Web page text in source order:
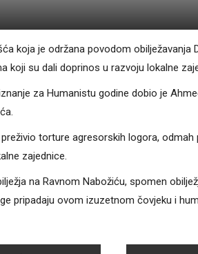
koja je održana povodom obilježavanja
koji su dali doprinos u razvoju lokalne
za Humanistu godine dobio je
torture agresorskih logora,
zajednice.
na Ravnom Nabožiću, spomen
pripadaju ovom izuzetnom čovjeku i